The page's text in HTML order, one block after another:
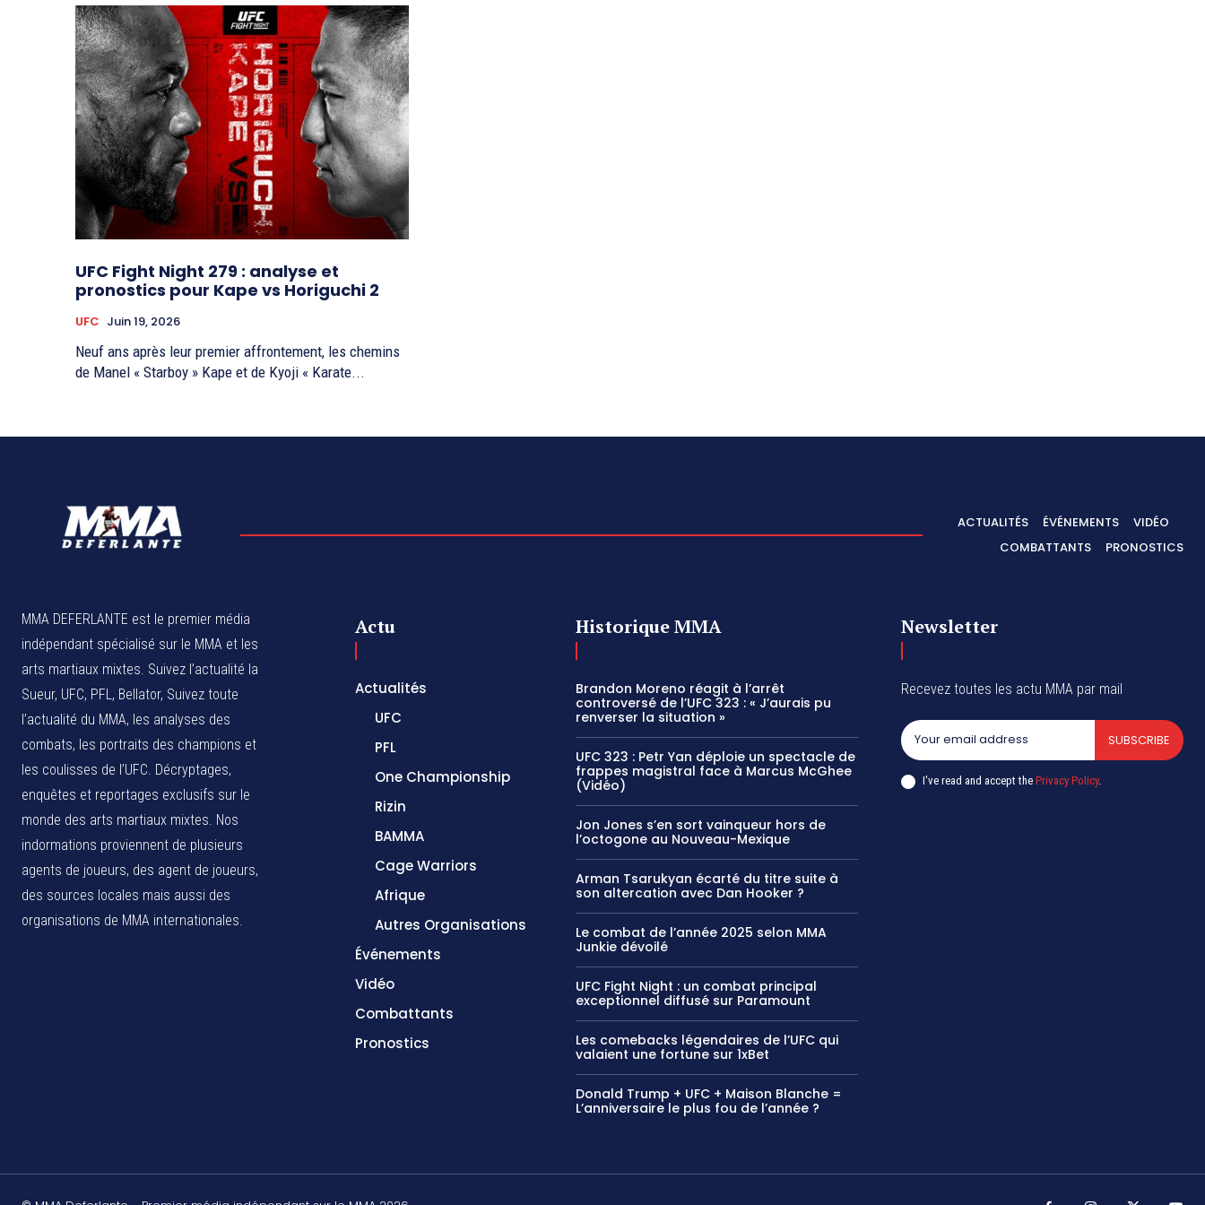
UFC Fight Night 279 : analyse et
pronostics pour Kape vs Horiguchi 2
UFC Juin 19, 2026
Neuf ans après leur premier affrontement, les chemins
de Manel « Starboy » Kape et de Kyoji « Karate...
ACTUALITÉS ÉVÉNEMENTS
VIDÉO
COMBATTANTS
PRONOSTICS
MMA DEFERLANTE est le premier média
indépendant spécialisé sur le MMA et les
arts martiaux mixtes. Suivez l’actualité la
Sueur, UFC, PFL, Bellator, Suivez toute
l’actualité du MMA, les analyses des
combats, les portraits des champions et
les coulisses de l’UFC. Décryptages,
enquêtes et reportages exclusifs sur le
monde des arts martiaux mixtes. Nos
indormations proviennent de plusieurs
agents de joueurs, des agent de joueurs,
des sources locales mais aussi des
organisations de MMA internationales.
Actu
Actualités
UFC
PFL
One Championship
Rizin
BAMMA
Cage Warriors
Afrique
Autres Organisations
Événements
Vidéo
Combattants
Pronostics
Historique MMA
Brandon Moreno réagit à l’arrêt
controversé de l’UFC 323 : « J’aurais pu
renverser la situation »
UFC 323 : Petr Yan déploie un spectacle de
frappes magistral face à Marcus McGhee
(Vidéo)
Jon Jones s’en sort vainqueur hors de
l’octogone au Nouveau-Mexique
Arman Tsarukyan écarté du titre suite à
son altercation avec Dan Hooker ?
Le combat de l’année 2025 selon MMA
Junkie dévoilé
UFC Fight Night : un combat principal
exceptionnel diffusé sur Paramount
Les comebacks légendaires de l’UFC qui
valaient une fortune sur 1xBet
Donald Trump + UFC + Maison Blanche =
L’anniversaire le plus fou de l’année ?
Newsletter
Recevez toutes les actu MMA par mail
SUBSCRIBE
I've read and accept thePrivacy Policy.